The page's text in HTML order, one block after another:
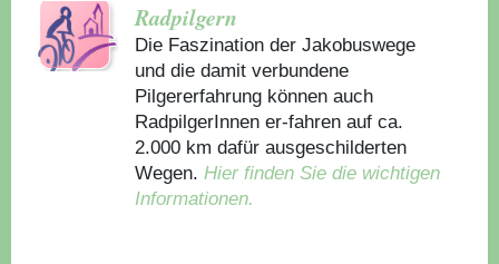
Radpilgern
Die Faszination der Jakobuswege
und die damit verbundene
Pilgererfahrung können auch
RadpilgerInnen er-fahren auf ca.
2.000 km dafür ausgeschilderten
Wegen.Hier finden Sie die wichtigen
Informationen.